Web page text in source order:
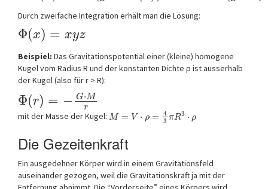
Durch zweifache Integration erhält man die Lösung:
Φ(x) = xyz
Beispiel: Das Gravitationspotential einer (kleine) homogene
Kugel vom Radius R und der konstanten Dichte ρ ist ausserhalb
der Kugel (also für r > R):
Φ(r) = − G⋅M
r
mit der Masse der Kugel: M = V ⋅ ρ = 4
3 πR3 ⋅ ρ
Die Gezeitenkraft
Ein ausgedehner Körper wird in einem Gravitationsfeld
auseinander gezogen, weil die Gravitationskraft ja mit der